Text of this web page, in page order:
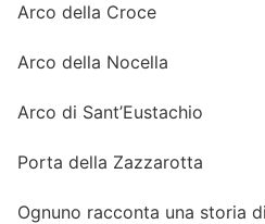
Arco della Croce
Arco della Nocella
Arco di Sant’Eustachio
Porta della Zazzarotta
Ognuno racconta una storia